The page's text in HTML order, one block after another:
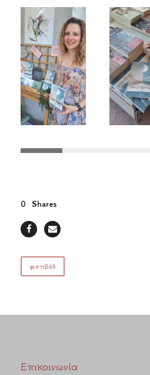
0 Shares
φεστιβάλ
Επικοινωνία